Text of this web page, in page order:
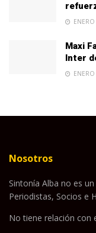
Maxi
Inter
Nosotros
Sintonía Alba no es
Periodistas, Socios e
No tiene relación con